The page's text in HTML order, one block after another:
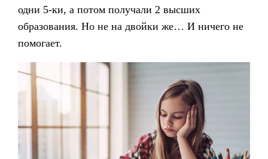
одни 5-ки, а потом получали 2 высших
образования. Но не на двойки же… И ничего не
помогает.